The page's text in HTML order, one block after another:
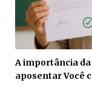
A importância da
aposentar Você